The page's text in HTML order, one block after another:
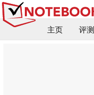
主页 评测